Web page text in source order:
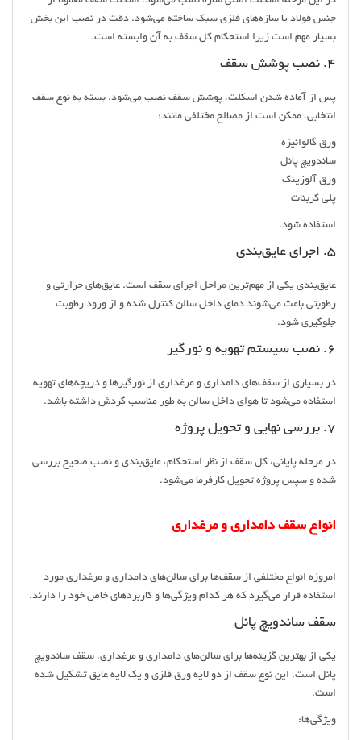
جنس فولاد یا سازه‌های فلزی سبک ساخته می‌شود. دقت در نصب این بخش
بسیار مهم است زیرا استحکام کل سقف به آن وابسته است.
4. نصب پوشش سقف
پس از آماده شدن اسکلت، پوشش سقف نصب می‌شود. بسته به نوع سقف
انتخابی، ممکن است از مصالح مختلفی مانند:
ورق گالوانیزه
ساندویچ پانل
ورق آلوزینک
پلی کربنات
استفاده شود.
5. اجرای عایق‌بندی
عایق‌بندی یکی از مهم‌ترین مراحل اجرای سقف است. عایق‌های حرارتی و
رطوبتی باعث می‌شوند دمای داخل سالن کنترل شده و از ورود رطوبت
جلوگیری شود.
6. نصب سیستم تهویه و نورگیر
در بسیاری از سقف‌های دامداری و مرغداری از نورگیرها و دریچه‌های تهویه
استفاده می‌شود تا هوای داخل سالن به طور مناسب گردش داشته باشد.
7. بررسی نهایی و تحویل پروژه
در مرحله پایانی، کل سقف از نظر استحکام، عایق‌بندی و نصب صحیح بررسی
شده و سپس پروژه تحویل کارفرما می‌شود.
انواع سقف دامداری و مرغداری
امروزه انواع مختلفی از سقف‌ها برای سالن‌های دامداری و مرغداری مورد
استفاده قرار می‌گیرد که هر کدام ویژگی‌ها و کاربردهای خاص خود را دارند.
سقف ساندویچ پانل
یکی از بهترین گزینه‌ها برای سالن‌های دامداری و مرغداری، سقف ساندویچ
پانل است. این نوع سقف از دو لایه ورق فلزی و یک لایه عایق تشکیل شده
است.
ویژگی‌ها: